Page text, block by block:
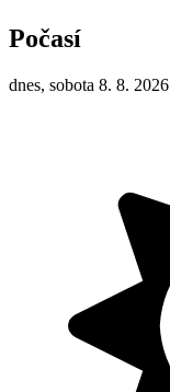
Počasí
dnes, sobota 8. 8. 2026